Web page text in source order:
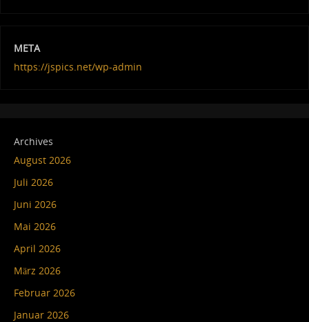
META
https://jspics.net/wp-admin
Archives
August 2026
Juli 2026
Juni 2026
Mai 2026
April 2026
März 2026
Februar 2026
Januar 2026